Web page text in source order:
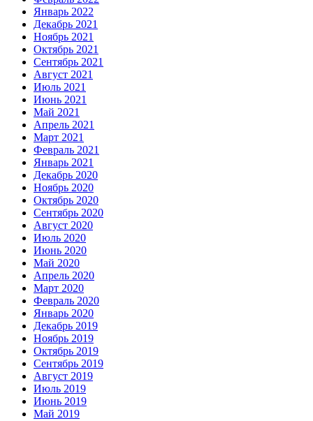
Январь 2022
Декабрь 2021
Ноябрь 2021
Октябрь 2021
Сентябрь 2021
Август 2021
Июль 2021
Июнь 2021
Май 2021
Апрель 2021
Март 2021
Февраль 2021
Январь 2021
Декабрь 2020
Ноябрь 2020
Октябрь 2020
Сентябрь 2020
Август 2020
Июль 2020
Июнь 2020
Май 2020
Апрель 2020
Март 2020
Февраль 2020
Январь 2020
Декабрь 2019
Ноябрь 2019
Октябрь 2019
Сентябрь 2019
Август 2019
Июль 2019
Июнь 2019
Май 2019